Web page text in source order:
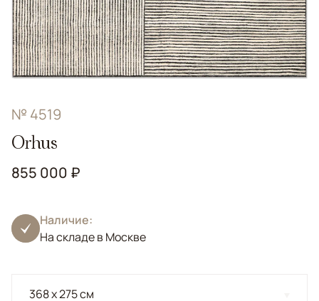
№ 4519
Orhus
855 000 ₽
Наличие:
На складе в Москве
368 x 275 см